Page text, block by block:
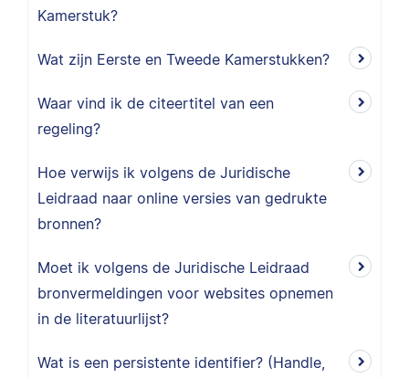
Kamerstuk?
Wat zijn Eerste en Tweede Kamerstukken?
Waar vind ik de citeertitel van een
regeling?
Hoe verwijs ik volgens de Juridische
Leidraad naar online versies van gedrukte
bronnen?
Moet ik volgens de Juridische Leidraad
bronvermeldingen voor websites opnemen
in de literatuurlijst?
Wat is een persistente identifier? (Handle,